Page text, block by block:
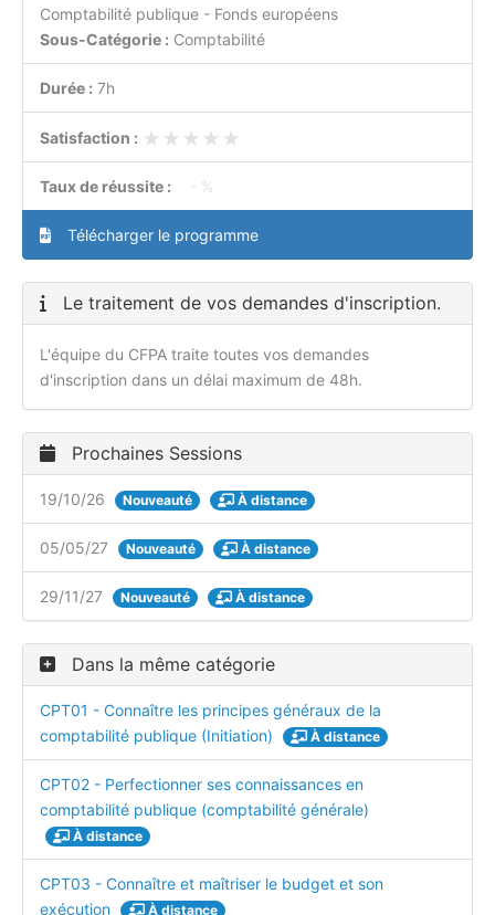
Comptabilité publique - Fonds européens
Sous-Catégorie : Comptabilité
Durée : 7h
Satisfaction : ★★★★★
★★★★★
Taux de réussite : - %
Télécharger le programme
Le traitement de vos demandes d'inscription.
L'équipe du CFPA traite toutes vos demandes
d'inscription dans un délai maximum de 48h.
Prochaines Sessions
19/10/26 Nouveauté À distance
05/05/27 Nouveauté À distance
29/11/27 Nouveauté À distance
Dans la même catégorie
CPT01 - Connaître les principes généraux de la
comptabilité publique (Initiation)
À distance
CPT02 - Perfectionner ses connaissances en
comptabilité publique (comptabilité générale)
À distance
CPT03 - Connaître et maîtriser le budget et son
exécution
À distance